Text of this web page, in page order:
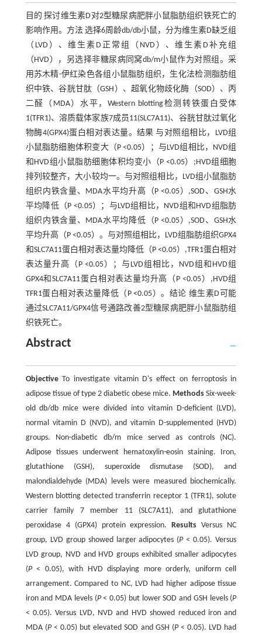
目的 探讨维生素D对2型糖尿病肥胖小鼠脂肪组织铁死亡的
影响作用。方法 选择6周龄db/db小鼠，分为维生素D缺乏组
（LVD）、维生素D正常组（NVD）、维生素D补充组
（HVD），另选择非糖尿病同窝db/m小鼠作为对照组。采
用苏木精-伊红染色各组小鼠脂肪组织，生化法检测脂肪组
织中铁、谷胱甘肽（GSH）、超氧化物歧化酶（SOD）、丙
二醛（MDA）水平，Western blotting检测转铁蛋白受体
1(TFR1)、溶质载体家族7成员11(SLC7A11)、谷胱甘肽过氧化
物酶4(GPX4)蛋白相对表达量。结果 与对照组相比，LVD组
小鼠脂肪细胞体积变大（P <0.05）；与LVD组相比，NVD组
和HVD组小鼠脂肪细胞体积均变小（P <0.05）;HVD组细胞
排列较整齐，大小较均一。与对照组相比，LVD组小鼠脂肪
组织内铁含量、MDA水平均升高（P <0.05）,SOD、GSH水
平均降低（P <0.05）；与LVD组相比，NVD组和HVD组脂肪
组织内铁含量、MDA水平均降低（P <0.05）,SOD、GSH水
平均升高（P <0.05）。与对照组相比，LVD组脂肪组织GPX4
和SLC7A11蛋白相对表达量均降低（P <0.05）,TFR1蛋白相对
表达量升高（P <0.05）；与LVD组相比，NVD组和HVD组
GPX4和SLC7A11蛋白相对表达量均升高（P <0.05）,HVD组
TFR1蛋白相对表达量降低（P <0.05）。结论 维生素D可能
通过SLC7A11/GPX4信号通路改善2型糖尿病肥胖小鼠脂肪组
织铁死亡。
Abstract
ObjectiveTo investigate vitamin D's effect on ferroptosis in
adipose tissue of type 2 diabetic obese mice. Methods Six-week-
old db/db mice were divided into vitamin D-deficient (LVD),
normal vitamin D (NVD), and vitamin D-supplemented (HVD)
groups. Non-diabetic db/m mice served as controls (NC).
Adipose tissues underwent hematoxylin-eosin staining. Iron,
glutathione (GSH), superoxide dismutase (SOD), and
malondialdehyde (MDA) levels were measured biochemically.
Western blotting detected transferrin receptor 1 (TFR1), solute
carrier family 7 member 11 (SLC7A11), and glutathione
peroxidase 4 (GPX4) protein expression.
Results Versus NC
group, LVD group showed larger adipocytes (P< 0.05). Versus
LVD group, NVD and HVD groups exhibited smaller adipocytes
(P< 0.05), with HVD displaying more orderly, uniform cell
arrangement. Compared to NC, LVD had higher adipose tissue
iron and MDA levels (P< 0.05) but lower SOD and GSH levels (P
< 0.05). Versus LVD, NVD and HVD showed reduced iron and
MDA (P< 0.05) but elevated SOD and GSH (P< 0.05). LVD had